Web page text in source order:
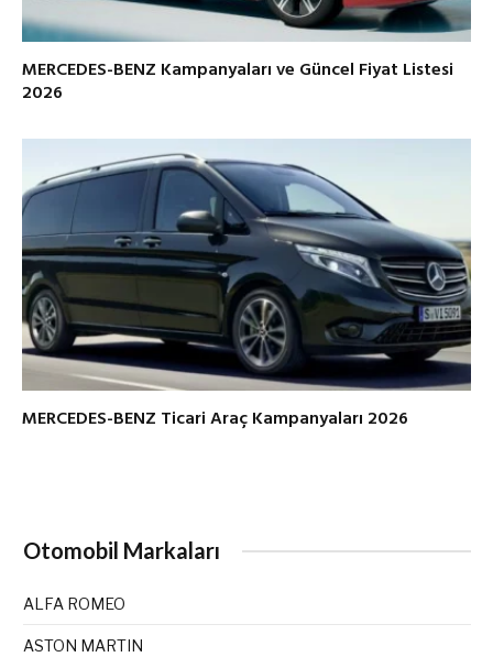
MERCEDES-BENZ Kampanyaları ve Güncel Fiyat Listesi
2026
MERCEDES-BENZ Ticari Araç Kampanyaları 2026
Otomobil Markaları
ALFA ROMEO
ASTON MARTIN